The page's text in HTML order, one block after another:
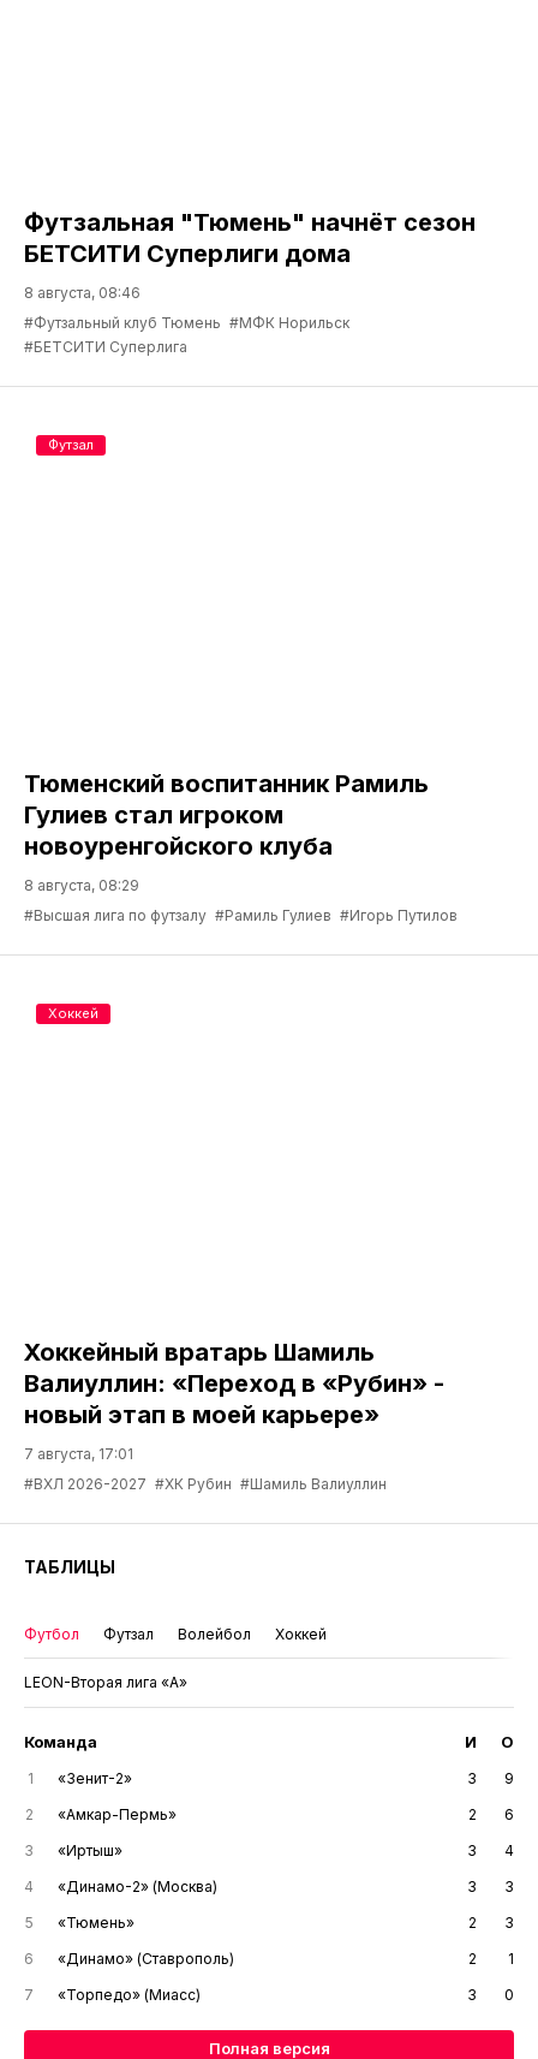
Футзальная "Тюмень" начнёт сезон
БЕТСИТИ Суперлиги дома
8 августа, 08:46
#Футзальный клуб Тюмень #МФК Норильск
#БЕТСИТИ Суперлига
Тюменский воспитанник Рамиль
Гулиев стал игроком
новоуренгойского клуба
8 августа, 08:29
#Высшая лига по футзалу #Рамиль Гулиев #Игорь Путилов
Футзал
Хоккейный вратарь Шамиль
Валиуллин: «Переход в «Рубин» -
новый этап в моей карьере»
7 августа, 17:01
#ВХЛ 2026-2027 #ХК Рубин #Шамиль Валиуллин
Хоккей
ТАБЛИЦЫ
Футбол Футзал Волейбол Хоккей
LEON-Вторая лига «А»
Команда И О
1 «Зенит-2» 3
9
2
«Амкар-Пермь» 2
6
3
«Иртыш» 3
4
4
«Динамо-2» (Москва) 3
3
5
«Тюмень» 2
3
6
«Динамо» (Ставрополь) 2
1
7
«Торпедо» (Миасс) 3 0
Полная версия